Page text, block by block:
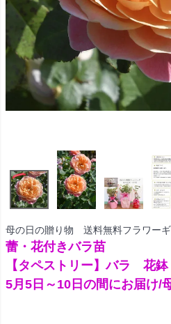
母の日の贈り物 送料無料フラワーギ
蕾・花付きバラ苗
【タペストリー】バラ 花鉢
5月5日～10日の間にお届け/